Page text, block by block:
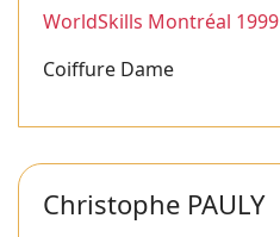
WorldSkills Montréal 1999
Coiffure Dame
Christophe PAULY